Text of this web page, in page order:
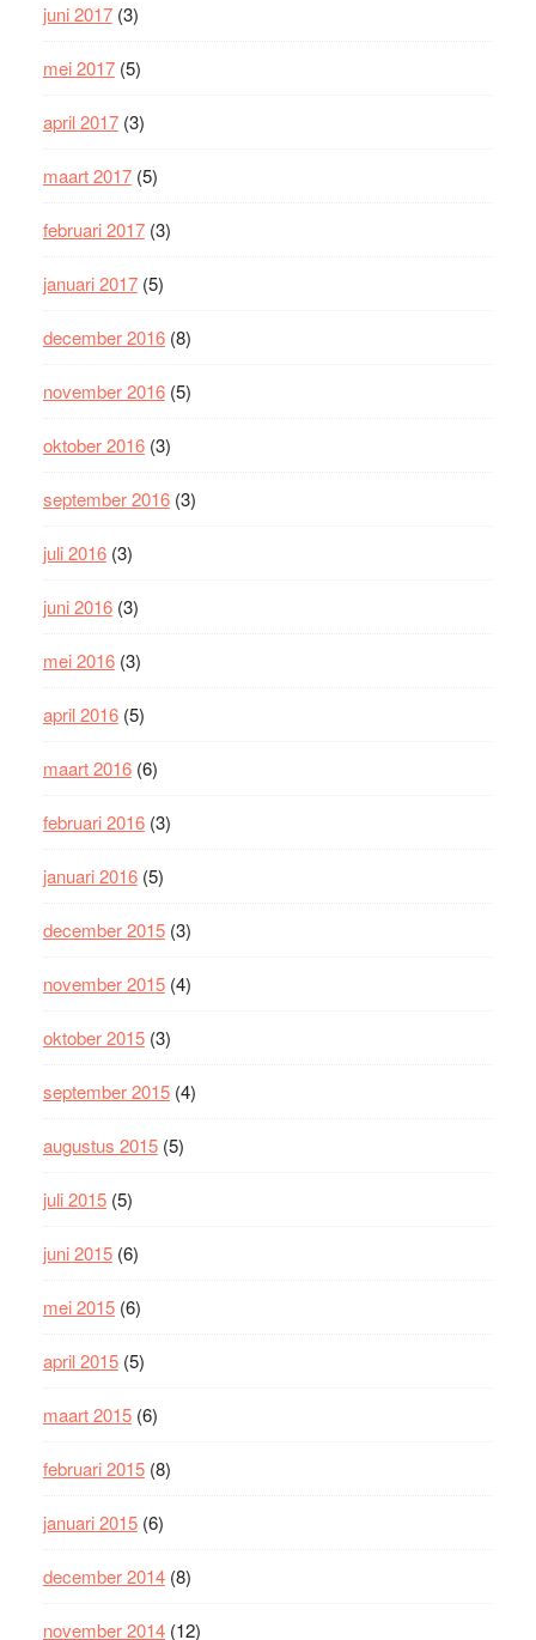
juni 2017(3)
mei 2017(5)
april 2017(3)
maart 2017(5)
februari 2017(3)
januari 2017(5)
december 2016(8)
november 2016(5)
oktober 2016(3)
september 2016(3)
juli 2016(3)
juni 2016(3)
mei 2016(3)
april 2016(5)
maart 2016(6)
februari 2016(3)
januari 2016(5)
december 2015(3)
november 2015(4)
oktober 2015(3)
september 2015(4)
augustus 2015(5)
juli 2015(5)
juni 2015(6)
mei 2015(6)
april 2015(5)
maart 2015(6)
februari 2015(8)
januari 2015(6)
december 2014(8)
november 2014(12)